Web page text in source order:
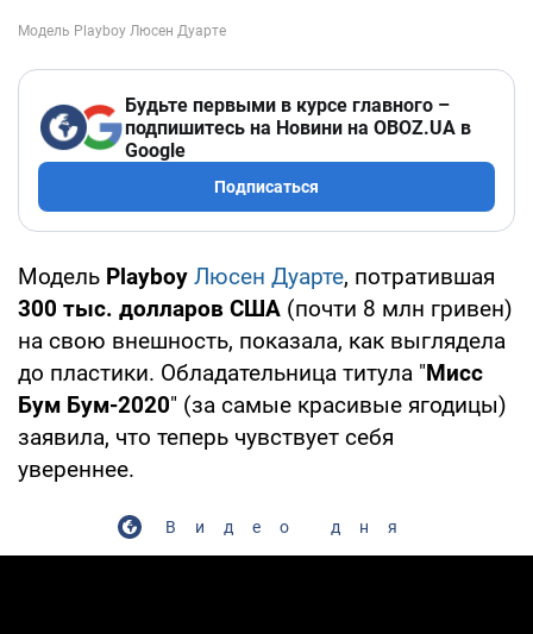
Будьте первыми в курсе главного –
подпишитесь на Новини на OBOZ.UA в
Google
Подписаться
Модель Playboy Люсен Дуарте, потратившая
300 тыс. долларов США (почти 8 млн гривен)
на свою внешность, показала, как выглядела
до пластики. Обладательница титула "Мисс
Бум Бум-2020" (за самые красивые ягодицы)
заявила, что теперь чувствует себя
увереннее.
Видео дня